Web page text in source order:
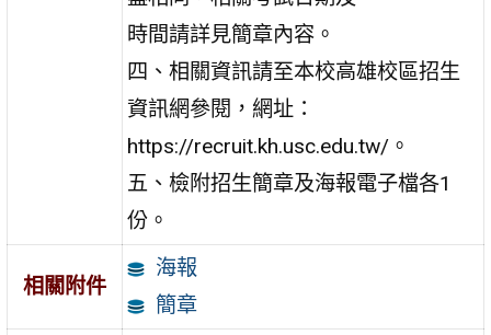
時間請詳見簡章內容。
四、相關資訊請至本校高雄校區招生
資訊網參閱，網址：
https://recruit.kh.usc.edu.tw/。
五、檢附招生簡章及海報電子檔各1
份。
相關附件
海報
簡章